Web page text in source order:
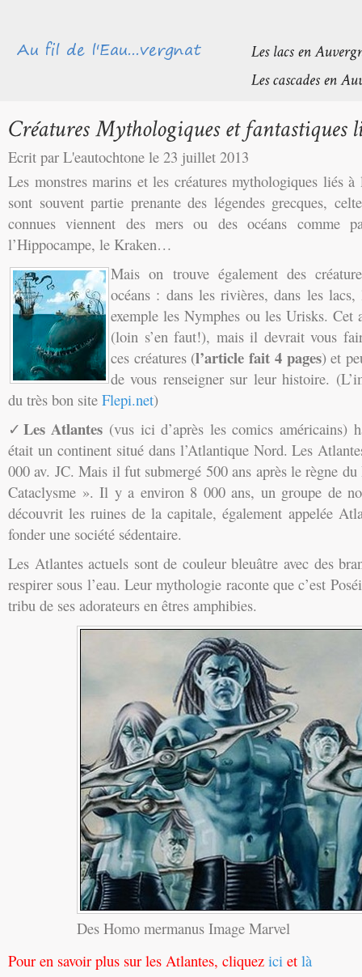
Ecrit par L'eautochtone le 23 juillet 2013
Les monstres marins et les créatures mythologiques liés à
sont souvent partie prenante des légendes grecques,
connues viennent des mers ou des océans comme
l’Hippocampe, le Kraken…
Mais on trouve également des
océans : dans les rivières, dans les
exemple les Nymphes ou les Urisks. Cet
(loin s’en faut!), mais il devrait vous
ces créatures (l’article fait 4 pages) et
de vous renseigner sur leur histoire.
du très bon site Flepi.net)
✓ Les Atlantes (vus ici d’après les comics américains)
était un continent situé dans l’Atlantique Nord. Les
000 av. JC. Mais il fut submergé 500 ans après le règne
Cataclysme ». Il y a environ 8 000 ans, un groupe de
découvrit les ruines de la capitale, également appelée
fonder une société sédentaire.
Les Atlantes actuels sont de couleur bleuâtre avec des
respirer sous l’eau. Leur mythologie raconte que c’est
tribu de ses adorateurs en êtres amphibies.
Des Homo mermanus Image Marvel
Pour en savoir plus sur les Atlantes, cliquez ici et là